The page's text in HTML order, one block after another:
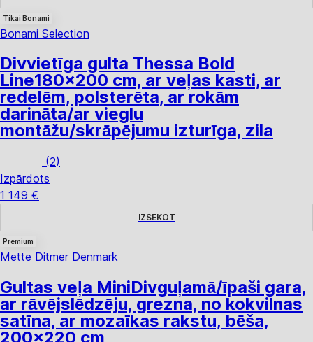
Tikai Bonami
Bonami Selection
Divvietīga gulta Thessa Bold
Line180x200 cm, ar veļas kasti, ar
redelēm, polsterēta, ar rokām
darināta/ar vieglu
montāžu/skrāpējumu izturīga, zila
(2)
Izpārdots
1 149 €
IZSEKOT
Premium
Mette Ditmer Denmark
Gultas veļa MiniDivguļamā/īpaši gara,
ar rāvējslēdzēju, grezna, no kokvilnas
satīna, ar mozaīkas rakstu, bēša,
200x220 cm